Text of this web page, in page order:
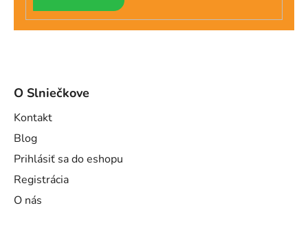
SA
O Slniečkove
Kontakt
Blog
Prihlásiť sa do eshopu
Registrácia
O nás